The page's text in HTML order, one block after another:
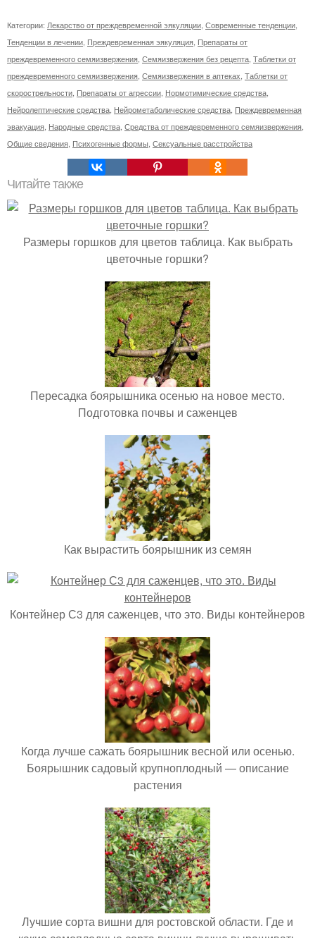
Категории: Лекарство от преждевременной эякуляции Современные тенденции
Тенденции в лечении Преждевременная эякуляция Препараты от
преждевременного семяизвержения Семяизвержения без рецепта Таблетки от
преждевременного семяизвержения Семяизвержения в аптеках Таблетки от
скорострельности Препараты от агрессии Нормотимические средства
Нейролептические средства Нейрометаболические средства Преждевременная
эвакуация Народные средства Средства от преждевременного семяизвержения
Общие сведения Психогенные формы Сексуальные расстройства
Читайте также
Размеры горшков для цветов таблица. Как выбрать
цветочные горшки?
Пересадка боярышника осенью на новое место.
Подготовка почвы и саженцев
Как вырастить боярышник из семян
Контейнер С3 для саженцев, что это. Виды контейнеров
Когда лучше сажать боярышник весной или осенью.
Боярышник садовый крупноплодный — описание
растения
Лучшие сорта вишни для ростовской области. Где и